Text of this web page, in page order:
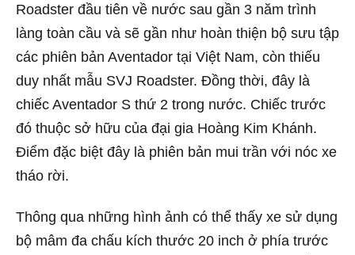
Roadster đầu tiên về nước sau gần 3 năm trình
làng toàn cầu và sẽ gần như hoàn thiện bộ sưu tập
các phiên bản Aventador tại Việt Nam, còn thiếu
duy nhất mẫu SVJ Roadster. Đồng thời, đây là
chiếc Aventador S thứ 2 trong nước. Chiếc trước
đó thuộc sở hữu của đại gia Hoàng Kim Khánh.
Điểm đặc biệt đây là phiên bản mui trần với nóc xe
tháo rời.
Thông qua những hình ảnh có thể thấy xe sử dụng
bộ mâm đa chấu kích thước 20 inch ở phía trước